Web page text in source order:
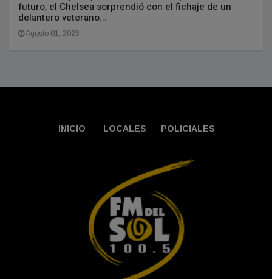
futuro, el Chelsea sorprendió con el fichaje de un
delantero veterano...
Agosto 01, 2026
INICIO LOCALES POLICIALES